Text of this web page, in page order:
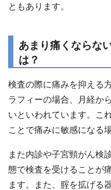
ともあります。
あまり痛くならな
は？
検査の際に痛みを抑える
ラフィーの場合、月経か
いといわれています。こ
ことで痛みに敏感になる
また内診や子宮頸がん検
態で検査を受けることが
ます。また、腟を拡げる